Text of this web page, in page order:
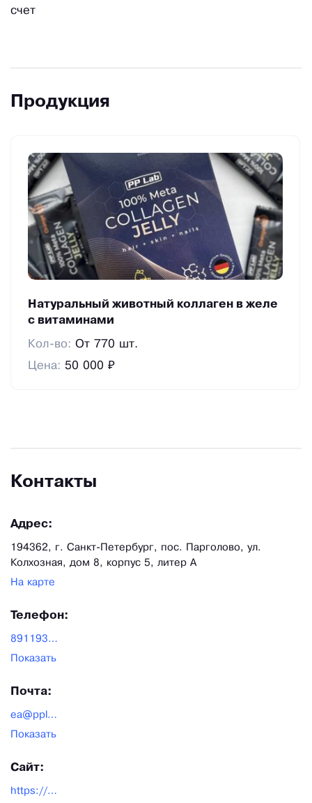
счет
Продукция
Натуральный животный коллаген в желе
с витаминами
Кол-во:От 770 шт.
Цена: 50 000 ₽
Контакты
Адрес:
194362, г. Санкт-Петербург, пос. Парголово, ул.
Колхозная, дом 8, корпус 5, литер А
На карте
Телефон:
89119307755
Показать
Почта:
ea@pplab.ru
Показать
Сайт:
https://pplab.ru/